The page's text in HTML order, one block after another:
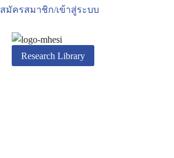
สมัครสมาชิก/เข้าสู่ระบบ
Research Library